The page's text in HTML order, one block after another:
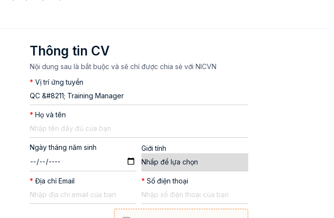
Thông tin CV
Nội dung sau là bắt buộc và sẽ chỉ được chia sẻ với NICVN
* Vị trí ứng tuyển
* Họ và tên
Ngày tháng năm sinh Giới tính
* Địa chỉ Email * Số điện thoại